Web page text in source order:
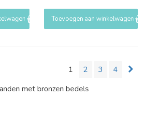
Toevoegen aan winkelwagen
1 2 3
4
met bronzen bedels